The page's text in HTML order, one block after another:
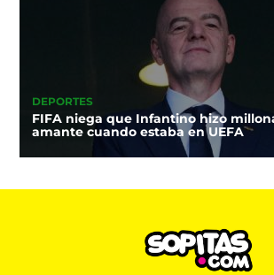
DEPORTES
FIFA niega que Infantino hizo
amante cuando estaba en UEFA